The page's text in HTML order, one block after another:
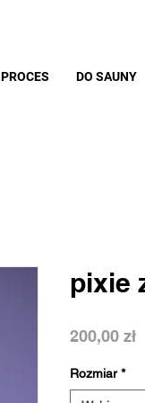
PROCES DO SAUNY
pixie
200,00 zł
Rozmiar *